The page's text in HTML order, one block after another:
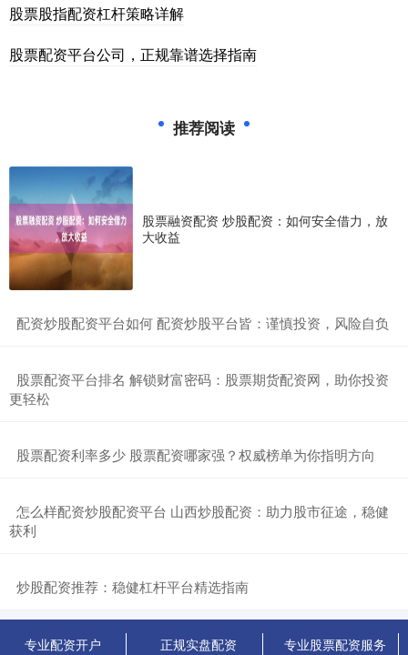
股票股指配资杠杆策略详解
股票配资平台公司，正规靠谱选择指南
推荐阅读
股票融资配资 炒股配资：如何安全借力，放
大收益
​配资炒股配资平台如何 配资炒股平台皆：谨慎投资，风险自负
​股票配资平台排名 解锁财富密码：股票期货配资网，助你投资
更轻松
​股票配资利率多少 股票配资哪家强？权威榜单为你指明方向
​怎么样配资炒股配资平台 山西炒股配资：助力股市征途，稳健
获利
​炒股配资推荐：稳健杠杆平台精选指南
专业配资开户 正规实盘配资 专业股票配资服务